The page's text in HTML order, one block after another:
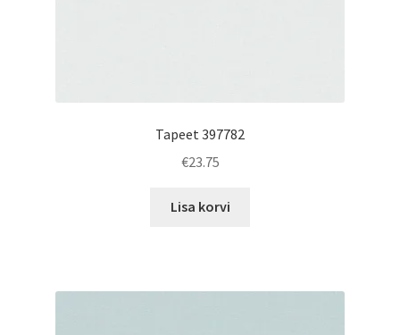
Tapeet 397782
€23.75
Lisa korvi